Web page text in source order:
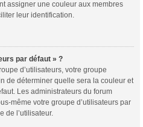
assigner une couleur aux membres
leur identification.
par défaut » ?
d’utilisateurs, votre groupe
de déterminer quelle sera la couleur et
Les administrateurs du forum
même votre groupe d’utilisateurs par
de l’utilisateur.